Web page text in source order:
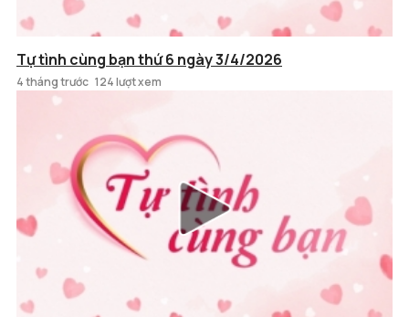
Tự tình cùng bạn thứ 6 ngày 3/4/2026
4 tháng trước 124 lượt xem